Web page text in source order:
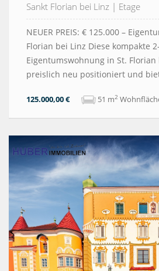
Sankt Florian bei Linz | Etage
NEUER PREIS: € 125.000 –
Florian bei Linz Diese kompakte
Eigentumswohnung in St.
preislich neu positioniert und
125.000,00 € 51 m2